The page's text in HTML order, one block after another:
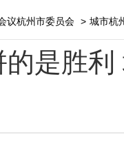
议杭州市委员会 > 城市杭
的是胜